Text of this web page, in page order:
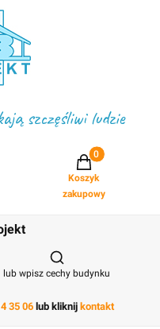
szczęśliwi ludzie
Projekty w
Koszyk
zakupowy
Otwórz
lub wpisz cechy budynku
35 06 lub kliknij kontakt